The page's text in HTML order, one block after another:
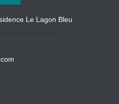
Le Lagon Bleu